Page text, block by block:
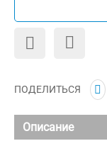
ПОДЕЛИТЬСЯ
Описание